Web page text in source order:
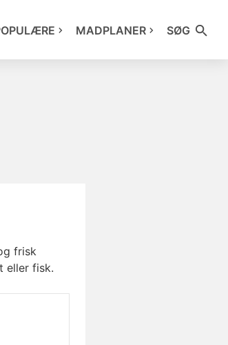
MADPLANER SØG
frisk
eller fisk.